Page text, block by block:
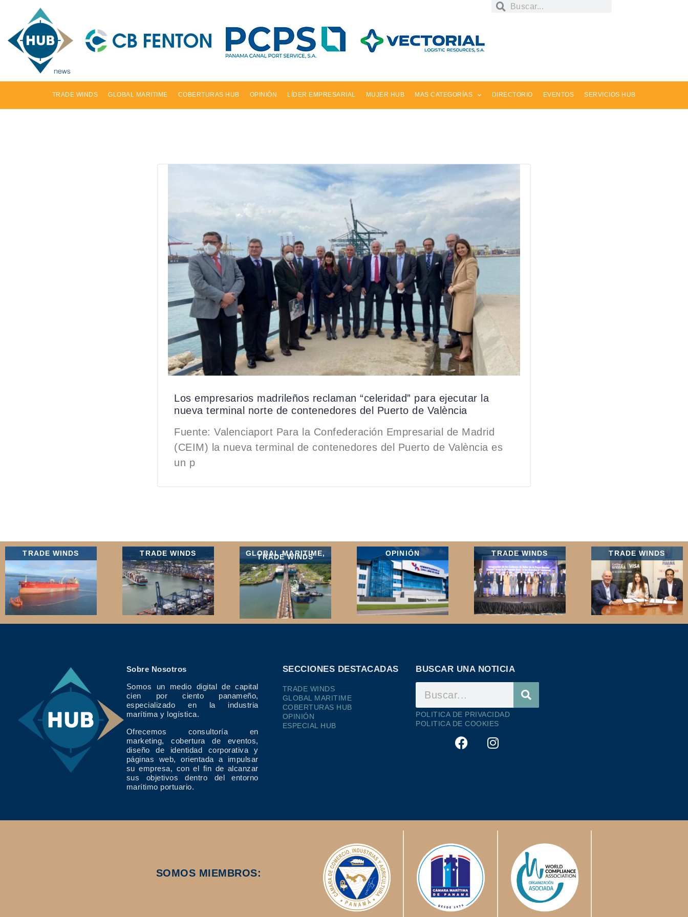
TRADE WINDS GLOBAL MARITIME COBERTURAS HUB OPINIÓN LÍDER EMPRESARIAL MUJER HUB MAS CATEGORÍAS DIRECTORIO EVENTOS SERVICIOS HUB
Los empresarios madrileños reclaman “celeridad” para ejecutar la
nueva terminal norte de contenedores del Puerto de València
Fuente: Valenciaport Para la Confederación Empresarial de Madrid
(CEIM) la nueva terminal de contenedores del Puerto de València es
un p
TRADE WINDS TRADE WINDS GLOBAL MARITIME,
TRADE WINDS OPINIÓN TRADE WINDS TRADE WINDS
Sobre Nosotros
Somos un medio digital de capital
cien por ciento panameño,
especializado en la industria
marítima y logística.
Ofrecemos consultoría en
marketing, cobertura de eventos,
diseño de identidad corporativa y
páginas web, orientada a impulsar
su empresa, con el fin de alcanzar
sus objetivos dentro del entorno
marítimo portuario.
SECCIONES DESTACADAS
TRADE WINDS
GLOBAL MARITIME
COBERTURAS HUB
OPINIÓN
ESPECIAL HUB
BUSCAR UNA NOTICIA
POLITICA DE PRIVACIDAD
POLITICA DE COOKIES
SOMOS MIEMBROS: